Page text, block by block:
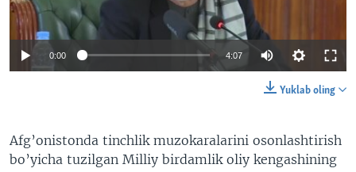
VIDEO
XABARLAR SURATLARDA
ODNOKLASSNIKI
TELEGRAM
TWITTER
0:00 4:07
Yuklab oling
Afg’onistonda tinchlik muzokaralarini osonlashtirish
bo’yicha tuzilgan Milliy birdamlik oliy kengashining